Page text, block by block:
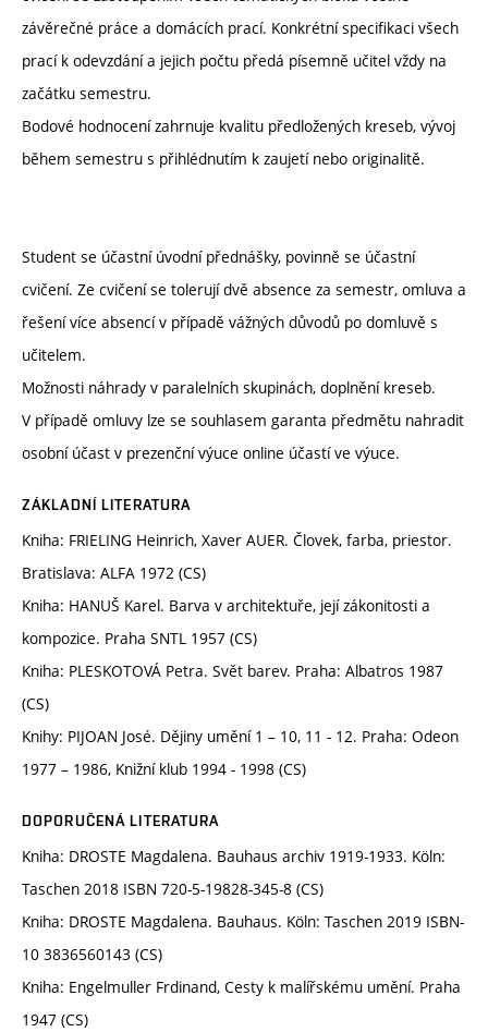
závěrečné práce a domácích prací. Konkrétní specifikaci všech
prací k odevzdání a jejich počtu předá písemně učitel vždy na
začátku semestru.
Bodové hodnocení zahrnuje kvalitu předložených kreseb, vývoj
během semestru s přihlédnutím k zaujetí nebo originalitě.
Student se účastní úvodní přednášky, povinně se účastní
cvičení. Ze cvičení se tolerují dvě absence za semestr, omluva a
řešení více absencí v případě vážných důvodů po domluvě s
učitelem.
Možnosti náhrady v paralelních skupinách, doplnění kreseb.
V případě omluvy lze se souhlasem garanta předmětu nahradit
osobní účast v prezenční výuce online účastí ve výuce.
ZÁKLADNÍ LITERATURA
Kniha: FRIELING Heinrich, Xaver AUER. Človek, farba, priestor.
Bratislava: ALFA 1972 (CS)
Kniha: HANUŠ Karel. Barva v architektuře, její zákonitosti a
kompozice. Praha SNTL 1957 (CS)
Kniha: PLESKOTOVÁ Petra. Svět barev. Praha: Albatros 1987
(CS)
Knihy: PIJOAN José. Dějiny umění 1 – 10, 11 - 12. Praha: Odeon
1977 – 1986, Knižní klub 1994 - 1998 (CS)
DOPORUČENÁ LITERATURA
Kniha: DROSTE Magdalena. Bauhaus archiv 1919-1933. Köln:
Taschen 2018 ISBN 720-5-19828-345-8 (CS)
Kniha: DROSTE Magdalena. Bauhaus. Köln: Taschen 2019 ISBN-
10 3836560143 (CS)
Kniha: Engelmuller Frdinand, Cesty k malířskému umění. Praha
1947 (CS)